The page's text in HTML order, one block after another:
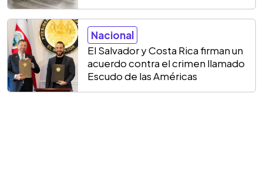
Nacional
El Salvador y Costa Rica firman un
acuerdo contra el crimen llamado
Escudo de las Américas